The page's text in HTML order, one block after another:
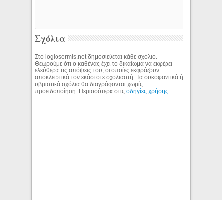
Σχόλια
Στο logiosermis.net δημοσιεύεται κάθε σχόλιο.
Θεωρούμε ότι ο καθένας έχει το δικαίωμα να εκφέρει
ελεύθερα τις απόψεις του, οι οποίες εκφράζουν
αποκλειστικά τον εκάστοτε σχολιαστή. Τα συκοφαντικά ή
υβριστικά σχόλια θα διαγράφονται χωρίς
προειδοποίηση. Περισσότερα στιςοδηγίες χρήσης